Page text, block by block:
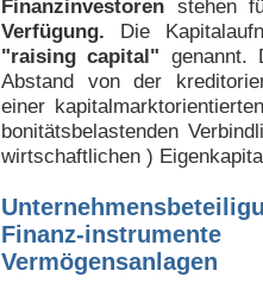
Finanzinvestoren stehen
Verfügung. Die
"raising capital" genannt.
Abstand von der
einer
bonitätsbelastenden
wirtschaftlichen )
Finanz-
Vermögensanlagen